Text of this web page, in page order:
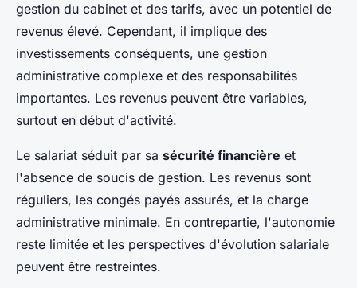
gestion du cabinet et des tarifs, avec un potentiel de
revenus élevé. Cependant, il implique des
investissements conséquents, une gestion
administrative complexe et des responsabilités
importantes. Les revenus peuvent être variables,
surtout en début d'activité.
Le salariat séduit par sa sécurité financière et
l'absence de soucis de gestion. Les revenus sont
réguliers, les congés payés assurés, et la charge
administrative minimale. En contrepartie, l'autonomie
reste limitée et les perspectives d'évolution salariale
peuvent être restreintes.